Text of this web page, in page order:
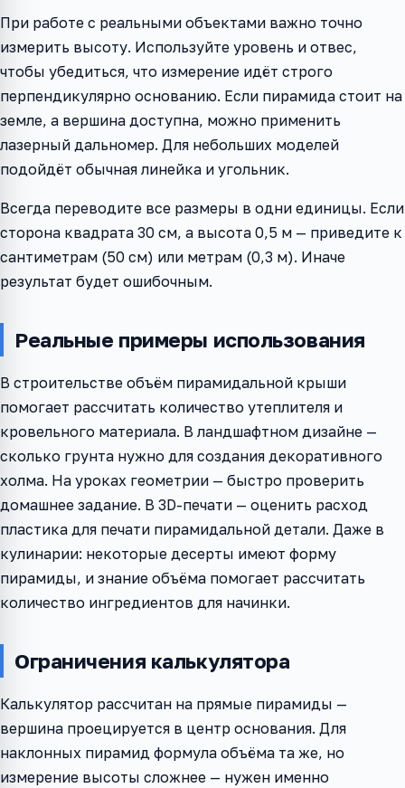
При работе с реальными объектами важно точно
измерить высоту. Используйте уровень и отвес,
чтобы убедиться, что измерение идёт строго
перпендикулярно основанию. Если пирамида стоит на
земле, а вершина доступна, можно применить
лазерный дальномер. Для небольших моделей
подойдёт обычная линейка и угольник.
Всегда переводите все размеры в одни единицы. Если
сторона квадрата 30 см, а высота 0,5 м — приведите к
сантиметрам (50 см) или метрам (0,3 м). Иначе
результат будет ошибочным.
Реальные примеры использования
В строительстве объём пирамидальной крыши
помогает рассчитать количество утеплителя и
кровельного материала. В ландшафтном дизайне —
сколько грунта нужно для создания декоративного
холма. На уроках геометрии — быстро проверить
домашнее задание. В 3D-печати — оценить расход
пластика для печати пирамидальной детали. Даже в
кулинарии: некоторые десерты имеют форму
пирамиды, и знание объёма помогает рассчитать
количество ингредиентов для начинки.
Ограничения калькулятора
Калькулятор рассчитан на прямые пирамиды —
вершина проецируется в центр основания. Для
наклонных пирамид формула объёма та же, но
измерение высоты сложнее — нужен именно